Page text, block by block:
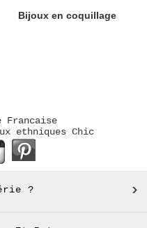
Bijoux en coquillage
Francaise
ethniques Chic
?